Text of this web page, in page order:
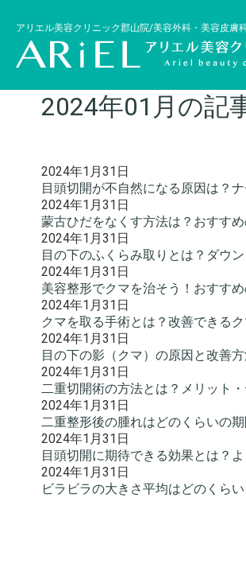
アリエル美容クリニック郡山院/美容外科・美容皮膚
2024年01月の記
2024年1月31日
目頭切開が不自然になる原因は？
2024年1月31日
蒙古ひだをなくす方法は？おすす
2024年1月31日
目の下のふくらみ取りとは？ダウ
2024年1月31日
美容整形でクマを治そう！おすす
2024年1月31日
クマを取る手術とは？改善できる
2024年1月31日
目の下の影（クマ）の原因と改善方
2024年1月31日
二重切開術の方法とは？メリット
2024年1月31日
二重整形後の腫れはどのくらいの
2024年1月31日
目頭切開に期待できる効果とは？
2024年1月31日
ビラビラの大きさ平均はどのくら